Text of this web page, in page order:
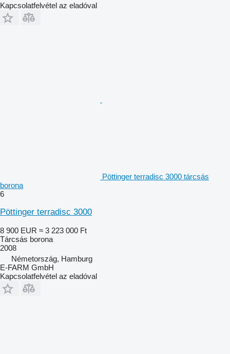
Kapcsolatfelvétel az eladóval
Pöttinger terradisc 3000 tárcsás
borona
6
Pöttinger terradisc 3000
8 900 EUR ≈ 3 223 000 Ft
Tárcsás borona
2008
Németország, Hamburg
E-FARM GmbH
Kapcsolatfelvétel az eladóval